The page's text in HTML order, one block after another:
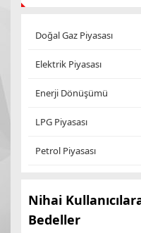
Doğal Gaz Piyasası
Elektrik Piyasası
Enerji Dönüşümü
LPG Piyasası
Petrol Piyasası
Nihai
Bedeller